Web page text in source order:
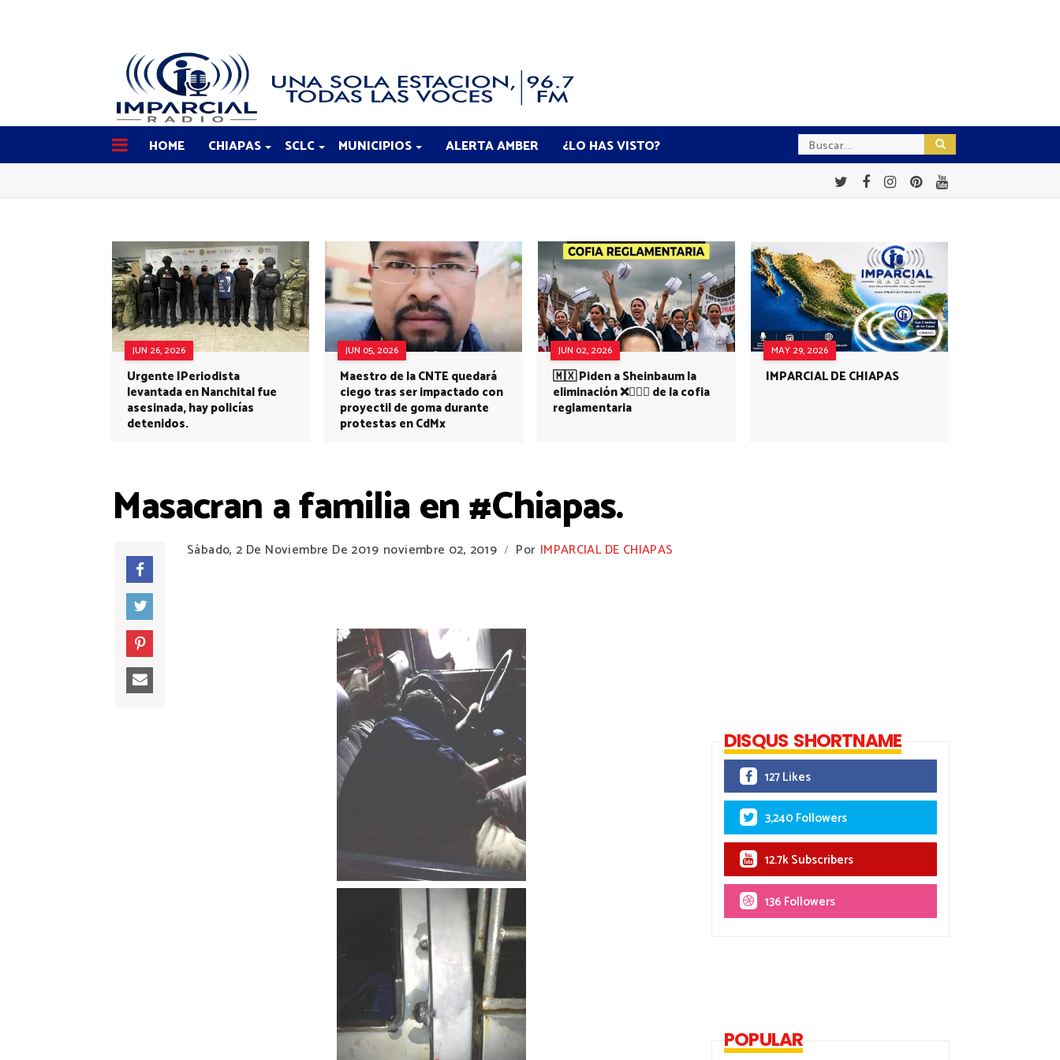
HOME CHIAPAS SCLC MUNICIPIOS ALERTA AMBER ¿LO HAS VISTO?
JUN 26, 2026
Urgente |Periodista
levantada en Nanchital fue
asesinada, hay policías
detenidos.
JUN 05, 2026
Maestro de la CNTE quedará
ciego tras ser impactado con
proyectil de goma durante
protestas en CdMx
JUN 02, 2026
🇲🇽 Piden a Sheinbaum la
eliminación ❌👩🏻‍⚕️ de la cofia
reglamentaria
MAY 29, 2026
IMPARCIAL DE CHIAPAS
Masacran a familia en #Chiapas.
Sábado, 2 De Noviembre De 2019 noviembre 02, 2019 / Por IMPARCIAL DE CHIAPAS
DISQUS SHORTNAME
127 Likes
3,240 Followers
12.7k Subscribers
136 Followers
POPULAR